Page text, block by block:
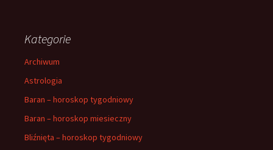
Kategorie
Archiwum
Astrologia
Baran – horoskop tygodniowy
Baran – horoskop miesieczny
Bliźnięta – horoskop tygodniowy